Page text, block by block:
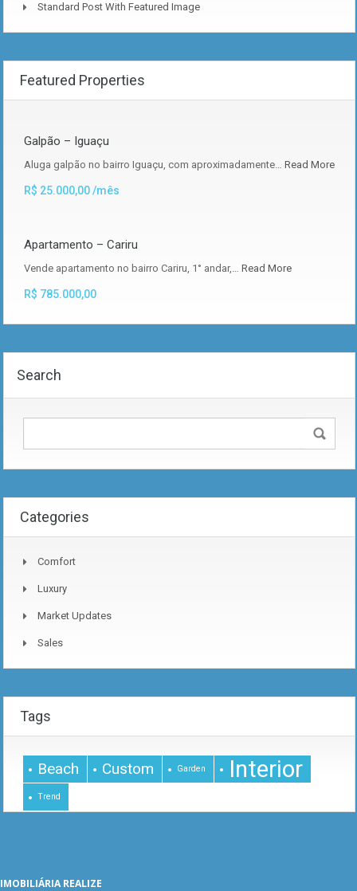
Standard Post With Featured Image
Featured Properties
Galpão – Iguaçu
Aluga galpão no bairro Iguaçu, com aproximadamente… Read More
R$ 25.000,00 /mês
Apartamento – Cariru
Vende apartamento no bairro Cariru, 1° andar,… Read More
R$ 785.000,00
Search
Categories
Comfort
Luxury
Market Updates
Sales
Tags
Beach Custom Garden Interior
Trend
IMOBILIÁRIA REALIZE